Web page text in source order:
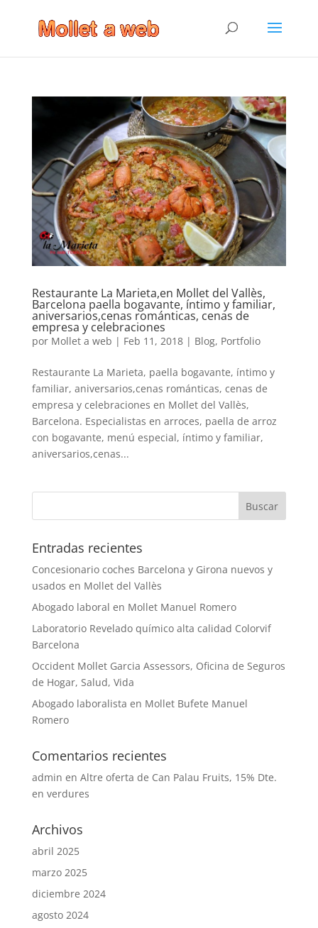
Restaurante La Marieta,en Mollet del Vallès,
Barcelona paella bogavante, íntimo y familiar,
aniversarios,cenas románticas, cenas de
empresa y celebraciones
por Mollet a web | Feb 11, 2018| Blog, Portfolio
Restaurante La Marieta, paella bogavante, íntimo y
familiar, aniversarios,cenas románticas, cenas de
empresa y celebraciones en Mollet del Vallès,
Barcelona. Especialistas en arroces, paella de arroz
con bogavante, menú especial, íntimo y familiar,
aniversarios,cenas...
Entradas recientes
Concesionario coches Barcelona y Girona nuevos y
usados en Mollet del Vallès
Abogado laboral en Mollet Manuel Romero
Laboratorio Revelado químico alta calidad Colorvif
Barcelona
Occident Mollet Garcia Assessors, Oficina de Seguros
de Hogar, Salud, Vida
Abogado laboralista en Mollet Bufete Manuel
Romero
Comentarios recientes
admin en Altre oferta de Can Palau Fruits, 15% Dte.
en verdures
Archivos
abril 2025
marzo 2025
diciembre 2024
agosto 2024